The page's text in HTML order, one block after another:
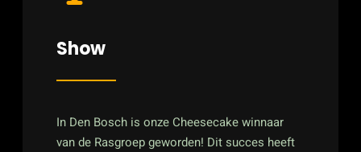
Show
In Den Bosch is onze Cheesecake winnaar
van de Rasgroep geworden! Dit succes heeft